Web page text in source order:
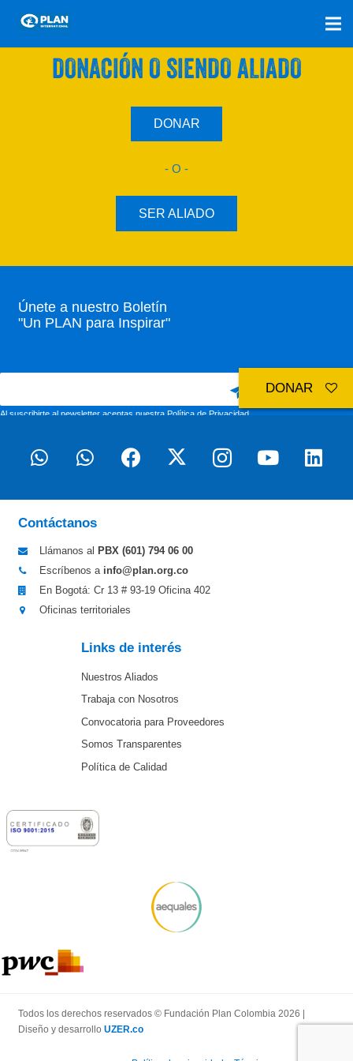
SÚMATE A NUESTRO PLAN CON UNA
DONACIÓN O SIENDO ALIADO
DONAR
- O -
SER ALIADO
Únete a nuestro Boletín
"Un PLAN para Inspirar"
Al suscribirte al newsletter aceptas nuestraPolítica de Privacidad
Contáctanos
Llámanos al PBX (601) 794 06 00
Escríbenos a info@plan.org.co
En Bogotá: Cr 13 # 93-19 Oficina 402
Oficinas territoriales
Links de interés
Nuestros Aliados
Trabaja con Nosotros
Convocatoria para Proveedores
Somos Transparentes
Política de Calidad
Todos los derechos reservados © Fundación Plan Colombia 2026 |
Diseño y desarrollo UZER.co
DONAR